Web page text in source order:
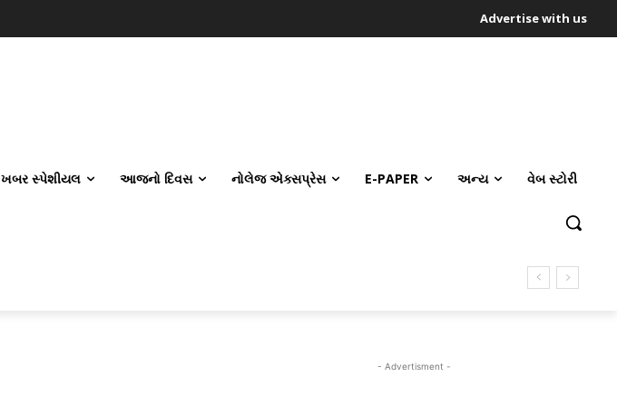
Advertise with us
ખબર સ્પેશીયલ આજનો દિવસ નોલેજ એક્સપ્રેસ E-PAPER અન્ય વેબ સ્ટોરી
- Advertisment -